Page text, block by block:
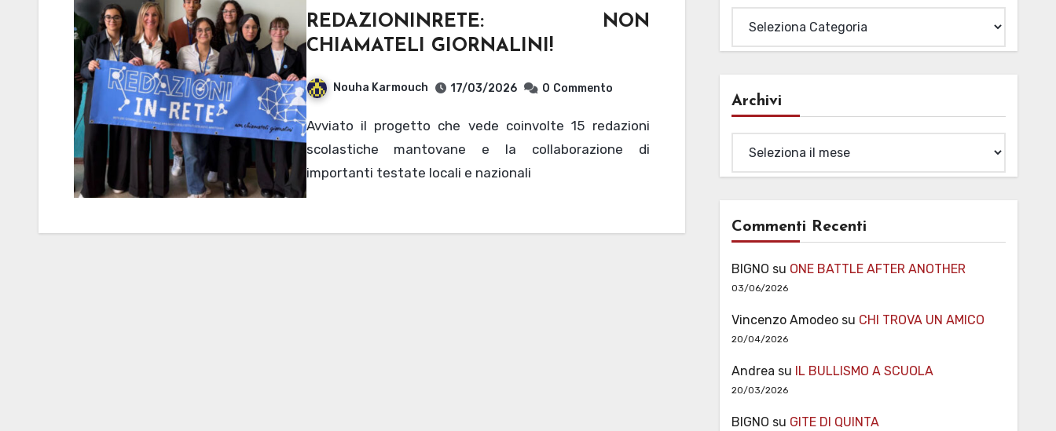
REDAZIONINRETE: NON
CHIAMATELI GIORNALINI!
Nouha Karmouch 17/03/2026 0 Commento
Avviato il progetto che vede coinvolte 15 redazioni
scolastiche mantovane e la collaborazione di
importanti testate locali e nazionali
Archivi
Commenti Recenti
BIGNO su ONE BATTLE AFTER ANOTHER
03/06/2026
Vincenzo Amodeosu CHI TROVA UN AMICO
20/04/2026
Andrea su IL BULLISMO A SCUOLA
20/03/2026
BIGNO su GITE DI QUINTA